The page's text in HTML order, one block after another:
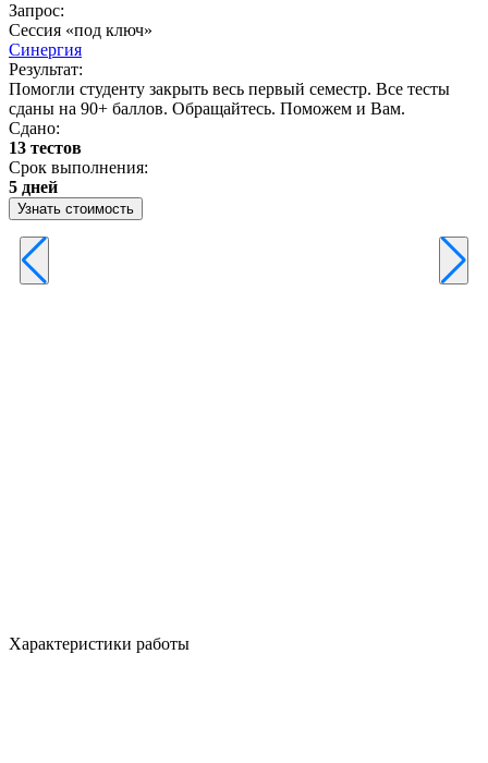
Запрос:
Сессия «под ключ»
Синергия
Результат:
Помогли студенту закрыть весь первый семестр. Все тесты
сданы на 90+ баллов. Обращайтесь. Поможем и Вам.
Сдано:
13 тестов
Срок выполнения:
5 дней
Узнать стоимость
Характеристики работы